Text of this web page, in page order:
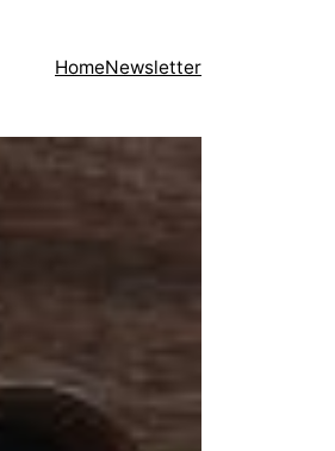
HomeNewsletter